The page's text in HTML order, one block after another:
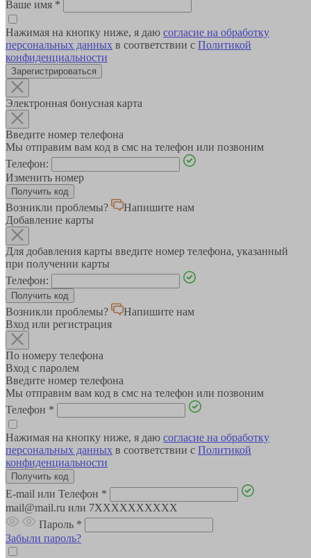
Ваше имя *
Нажимая на кнопку ниже, я даю согласие на обработку
персональных данных в соответствии с Политикой
конфиденциальности
Зарегистрироваться
Электронная бонусная карта
Введите номер телефона
Мы отправим вам код в смс на телефон или позвоним
Телефон:
Изменить номер
Возникли проблемы?
Напишите нам
Добавление карты
Для добавления карты введите номер телефона, указанный
при получении карты
Телефон:
Возникли проблемы?
Напишите нам
Вход или регистрация
По номеру телефона
Вход с паролем
Введите номер телефона
Мы отправим вам код в смс на телефон или позвоним
Телефон *
Нажимая на кнопку ниже, я даю согласие на обработку
персональных данных в соответствии с Политикой
конфиденциальности
E-mail или Телефон *
mail@mail.ru или 7XXXXXXXXXX
Пароль *
Забыли пароль?